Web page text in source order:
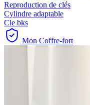
Reproduction de clés
Cylindre adaptable
Cle bks
Mon Coffre-fort